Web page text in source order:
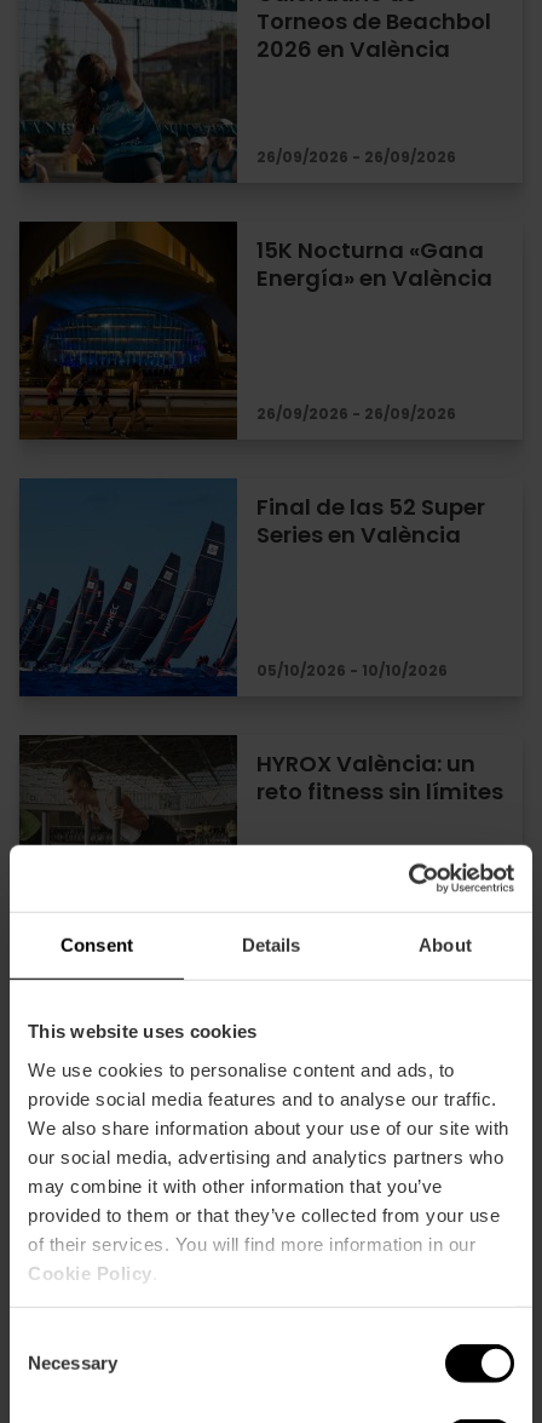
Consent Details About
This website uses cookies
We use cookies to personalise content and ads, to
provide social media features and to analyse our traffic.
We also share information about your use of our site with
our social media, advertising and analytics partners who
may combine it with other information that you’ve
provided to them or that they’ve collected from your use
of their services. You will find more information in our
Cookie Policy
Selection
Necessary
Torneos de Beachbol
2026 en València
26/09/2026 - 26/09/2026
15K Nocturna «Gana
Energía» en València
26/09/2026 - 26/09/2026
Final de las 52 Super
Series en València
05/10/2026 - 10/10/2026
HYROX València: un
reto fitness sin límites
18/10/2026 - 18/10/2026
Trinidad Alfonso